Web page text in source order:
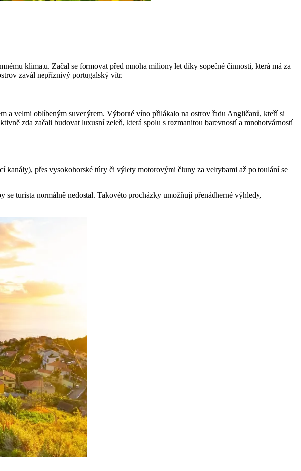
klimatu. Začal se formovat před mnoha miliony let díky sopečné činnosti, která má za
zavál nepříznivý portugalský vítr.
a velmi oblíbeným suvenýrem. Výborné víno přilákalo na ostrov řadu Angličanů, kteří si
zda začali budovat luxusní zeleň, která spolu s rozmanitou barevností a mnohotvárností
kanály), přes vysokohorské túry či výlety motorovými čluny za velrybami až po toulání se
turista normálně nedostal. Takovéto procházky umožňují přenádherné výhledy,